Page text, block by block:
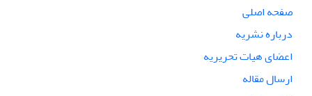
صفحه اصلی
درباره نشریه
اعضای هیات تحریریه
ارسال مقاله